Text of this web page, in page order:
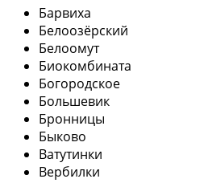
Барвиха
Белоозёрский
Белоомут
Биокомбината
Богородское
Большевик
Бронницы
Быково
Ватутинки
Вербилки